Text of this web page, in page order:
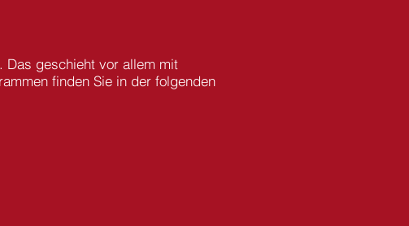
Das geschieht vor allem mit
finden Sie in der folgenden